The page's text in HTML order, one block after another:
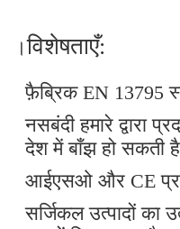
।विशेषताएँ:
फ़ैब्रिक EN 13795
नसबंदी हमारे द्वारा
देश में बाँझ हो सकती है
आईएसओ और CE
सर्जिकल उत्पादों का